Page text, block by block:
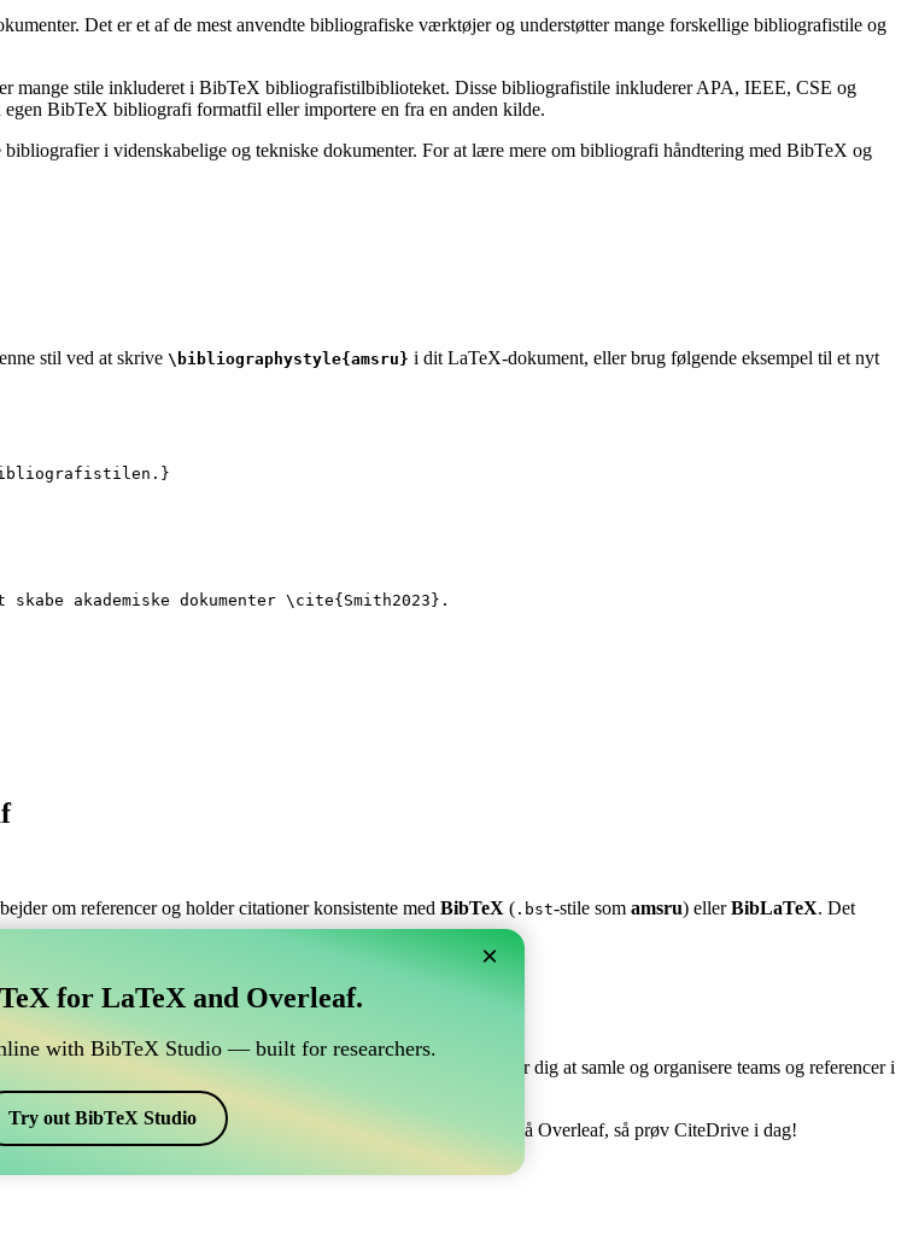
Det er et af de mest anvendte bibliografiske værktøjer og understøtter mange forskellige bibliografistile og
mange stile inkluderet i BibTeX bibliografistilbiblioteket. Disse bibliografistile inkluderer APA, IEEE, CSE og
BibTeX bibliografi formatfil eller importere en fra en anden kilde.
i videnskabelige og tekniske dokumenter. For at lære mere om bibliografi håndtering med BibTeX og
stil ved at skrive \bibliographystyle{amsru} i dit LaTeX-dokument, eller brug følgende eksempel til et nyt
bibliografistilen.}
akademiske dokumenter \cite{ Smith2023 }.
om referencer og holder citationer konsistente med BibTeX ( .bst-stile som amsru) ellerBibLaTeX. Det
som forbindes til Overleaf?
som forbindes til Overleaf?”
bibliografi på Overleaf, så kan CiteDrive være perfekt! Det tillader dig at samle og organisere teams og referencer i
Så hvis du leder efter en nem måde at håndtere din bibliografi på Overleaf, så prøv CiteDrive i dag!
×
for LaTeX and Overleaf.
with BibTeX Studio — built for researchers.
Try out BibTeX Studio